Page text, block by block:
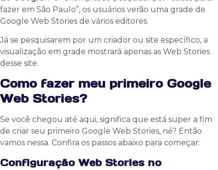
fazer em São Paulo”, os usuários verão uma grade de
Google Web Stories de vários editores.
Já se pesquisarem por um criador ou site específico, a
visualização em grade mostrará apenas as Web Stories
desse site.
Como fazer meu primeiro Google
Web Stories?
Se você chegou até aqui, significa que está super a fim
de criar seu primeiro Google Web Stories, né? Então
vamos nessa. Confira os passos abaixo para começar:
Configuração Web Stories no